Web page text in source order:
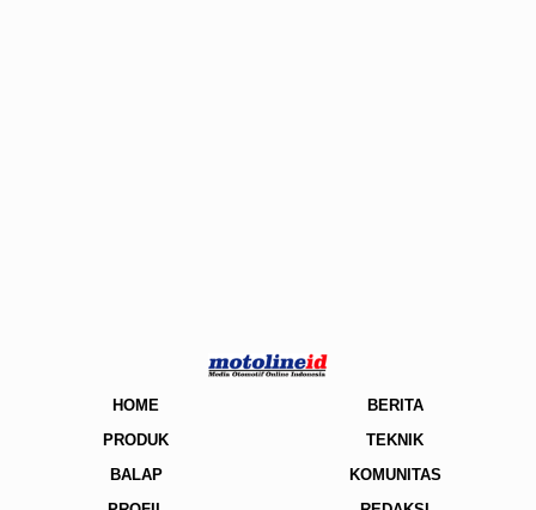
HOME
BERITA
PRODUK
TEKNIK
BALAP
KOMUNITAS